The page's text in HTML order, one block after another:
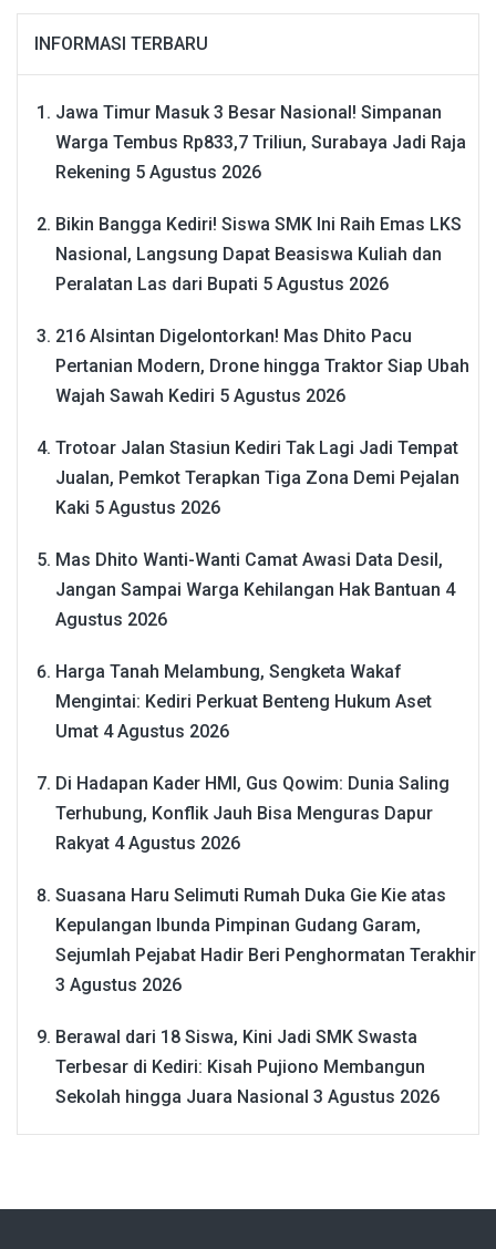
INFORMASI TERBARU
Jawa Timur Masuk 3 Besar Nasional! Simpanan
Warga Tembus Rp833,7 Triliun, Surabaya Jadi Raja
Rekening 5 Agustus 2026
Bikin Bangga Kediri! Siswa SMK Ini Raih Emas LKS
Nasional, Langsung Dapat Beasiswa Kuliah dan
Peralatan Las dari Bupati 5 Agustus 2026
216 Alsintan Digelontorkan! Mas Dhito Pacu
Pertanian Modern, Drone hingga Traktor Siap Ubah
Wajah Sawah Kediri 5 Agustus 2026
Trotoar Jalan Stasiun Kediri Tak Lagi Jadi Tempat
Jualan, Pemkot Terapkan Tiga Zona Demi Pejalan
Kaki 5 Agustus 2026
Mas Dhito Wanti-Wanti Camat Awasi Data Desil,
Jangan Sampai Warga Kehilangan Hak Bantuan 4
Agustus 2026
Harga Tanah Melambung, Sengketa Wakaf
Mengintai: Kediri Perkuat Benteng Hukum Aset
Umat 4 Agustus 2026
Di Hadapan Kader HMI, Gus Qowim: Dunia Saling
Terhubung, Konflik Jauh Bisa Menguras Dapur
Rakyat 4 Agustus 2026
Suasana Haru Selimuti Rumah Duka Gie Kie atas
Kepulangan Ibunda Pimpinan Gudang Garam,
Sejumlah Pejabat Hadir Beri Penghormatan Terakhir
3 Agustus 2026
Berawal dari 18 Siswa, Kini Jadi SMK Swasta
Terbesar di Kediri: Kisah Pujiono Membangun
Sekolah hingga Juara Nasional 3 Agustus 2026